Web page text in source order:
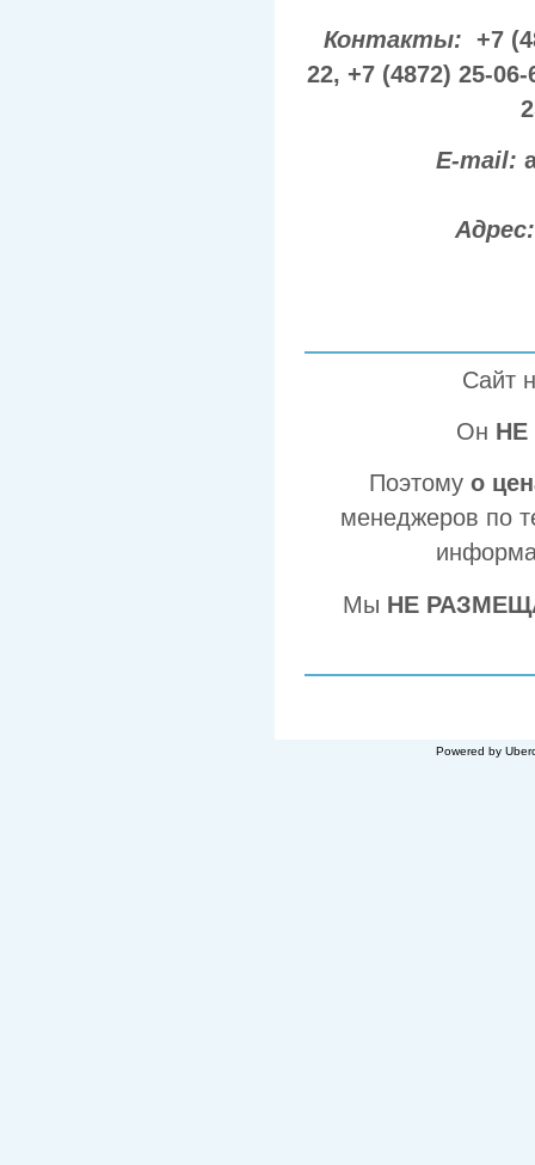
Контакты: +7
22, +7 (4872) 25-
E-mail:
Сайт
Он НЕ
Поэтому о
менеджеров по
Мы НЕ
Powered by